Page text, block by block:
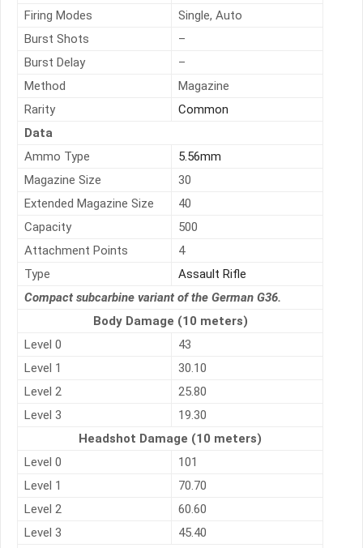
Firing Modes
Single, Auto
Burst Shots
–
Burst Delay
–
Method
Magazine
Rarity
Common
Data
Ammo Type
5.56mm
Magazine Size
30
Extended Magazine Size
40
Capacity
500
Attachment Points
4
Type
Assault Rifle
Compact subcarbine variant of the German G36.
Body Damage (10 meters)
Level 0
43
Level 1
30.10
Level 2
25.80
Level 3
19.30
Headshot Damage (10 meters)
Level 0
101
Level 1
70.70
Level 2
60.60
Level 3
45.40